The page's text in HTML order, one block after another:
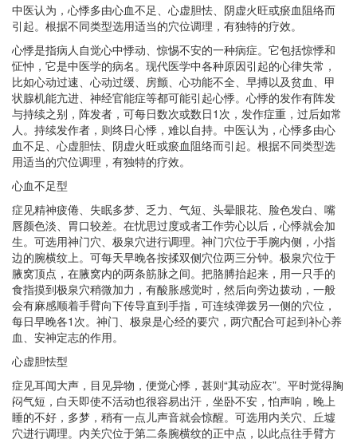
中医认为，心悸多由心血不足、心虚胆怯、阴虚火旺或瘀血阻络而
引起。根据不同类型选用适当的穴位调理，有独特的疗效。
心悸是指病人自觉心中悸动、惊惕不安的一种病症。它包括惊悸和
怔忡，它是中医学的病名。现代医学中各种原因引起的心律失常，
比如心动过速、心动过缓、房颤、心功能不全、早搏以及贫血、甲
状腺机能亢进、神经官能症等都可能引起心悸。心悸的发作有阵发
与持续之别，阵发者，可每日数次或数日1次，发作症重，过后如常
人。持续发作者，则终日心悸，难以自持。中医认为，心悸多由心
血不足、心虚胆怯、阴虚火旺或瘀血阻络而引起。根据不同类型选
用适当的穴位调理，有独特的疗效。
心血不足型
症见精神疲倦、失眠多梦、乏力、气短、头晕眼花、脸色发白、嘴
唇颜色淡、胃口较差。在忧思过度或者工作劳心以后，心悸就会加
生。可选用神门穴、极泉穴进行调理。神门穴位于手腕内侧，小指
边的腕横纹上。可每天早晚各按揉双侧穴位两三分钟。极泉穴位于
腋窝顶点，在腋窝内的两条筋脉之间。把胳膊抬起来，用一只手的
食指摸到极泉穴稍微加力，有酸胀感觉时，然后向旁边拨动，一般
会有麻感顺着手臂向下传导直到手指，可连续弹拨另一侧的穴位，
每日早晚各1次。神门、极泉是心经的要穴，两穴配合可起到补心养
血、安神定志的作用。
心虚胆怯型
症见耳闻大声，目见异物，便觉心悸，甚则“其动应衣”。平时觉得胸
闷气短，白天即使不活动也很容易出汗，坐卧不安，怕声响，晚上
睡的不好，多梦，稍有一点儿声音就会惊醒。可选用内关穴、丘墟
穴进行调理。内关穴位于第二条腕横纹的正中点，以此点往手臂方